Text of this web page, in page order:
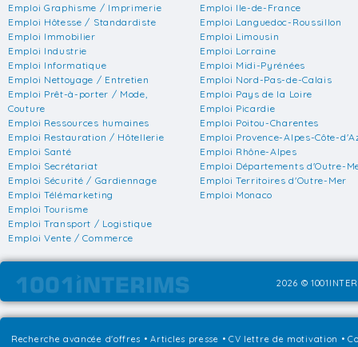
Emploi Graphisme / Imprimerie
Emploi Hôtesse / Standardiste
Emploi Immobilier
Emploi Industrie
Emploi Informatique
Emploi Nettoyage / Entretien
Emploi Prêt-à-porter / Mode,
Couture
Emploi Ressources humaines
Emploi Restauration / Hôtellerie
Emploi Santé
Emploi Secrétariat
Emploi Sécurité / Gardiennage
Emploi Télémarketing
Emploi Tourisme
Emploi Transport / Logistique
Emploi Vente / Commerce
Emploi Ile-de-France
Emploi Languedoc-Roussillon
Emploi Limousin
Emploi Lorraine
Emploi Midi-Pyrénées
Emploi Nord-Pas-de-Calais
Emploi Pays de la Loire
Emploi Picardie
Emploi Poitou-Charentes
Emploi Provence-Alpes-Côte-
Emploi Rhône-Alpes
Emploi Départements d'Outre-
Emploi Territoires d'Outre-Mer
Emploi Monaco
2026 ©
Recherche avancée d'offres •Articles presse • CV lettre de motivation •